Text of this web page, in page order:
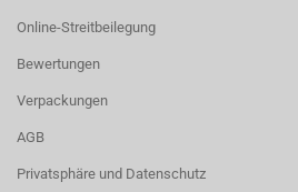
Online-Streitbeilegung
Bewertungen
Verpackungen
AGB
Privatsphäre und Datenschutz